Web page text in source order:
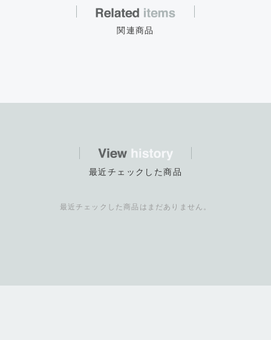
関連商品
最近チェックした商品
最近チェックした商品はまだありません。